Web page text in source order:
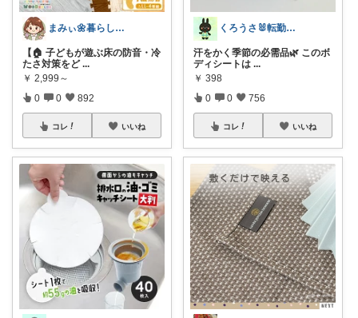
まみぃ🌼暮らしの便利グッズ｜毎日朝コレ
【🏠 子どもが遊ぶ床の防音・冷
たさ対策をど ...
￥ 2,999～
0 0 892
コレ いいね
くろうさ🐰転勤族のくらし
汗をかく季節の必需品🌿 このボ
ディシートは ...
￥ 398
0 0 756
コレ いいね